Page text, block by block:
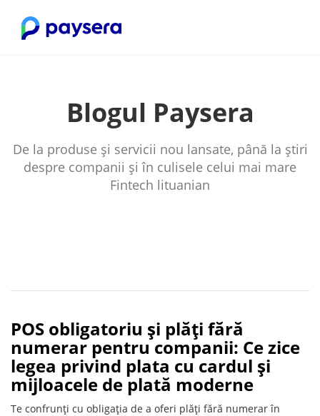
Blogul Paysera
De la produse și servicii nou lansate, până la știri
despre companii și în culisele celui mai mare
Fintech lituanian
POS obligatoriu și plăți fără
numerar pentru companii: Ce zice
legea privind plata cu cardul și
mijloacele de plată moderne
Te confrunți cu obligația de a oferi plăți fără numerar în